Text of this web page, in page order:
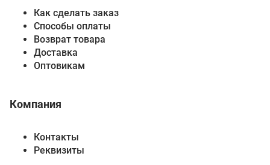
Как сделать заказ
Способы оплаты
Возврат товара
Доставка
Оптовикам
Компания
Контакты
Реквизиты